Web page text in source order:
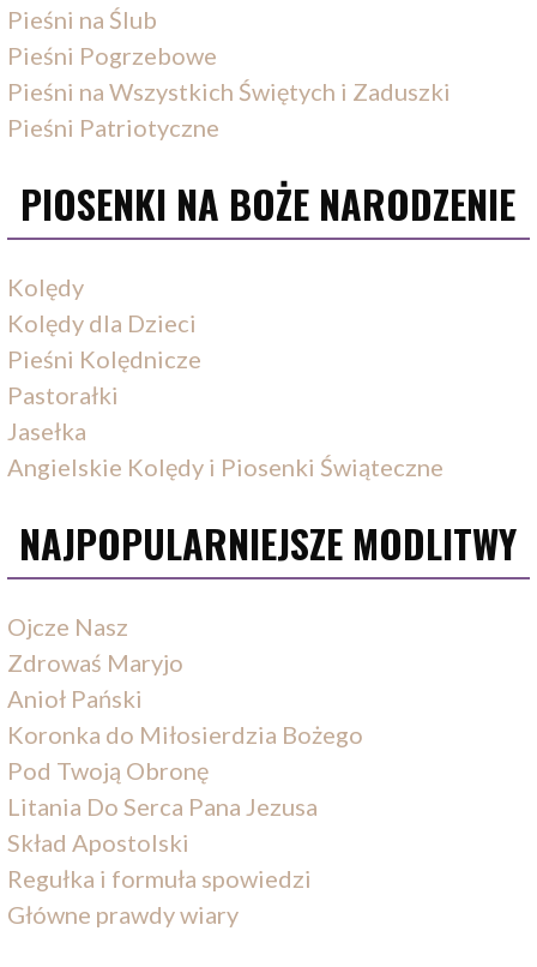
Pieśni na Ślub
Pieśni Pogrzebowe
Pieśni na Wszystkich Świętych i Zaduszki
Pieśni Patriotyczne
PIOSENKI NA BOŻE NARODZENIE
Kolędy
Kolędy dla Dzieci
Pieśni Kolędnicze
Pastorałki
Jasełka
Angielskie Kolędy i Piosenki Świąteczne
NAJPOPULARNIEJSZE MODLITWY
Ojcze Nasz
Zdrowaś Maryjo
Anioł Pański
Koronka do Miłosierdzia Bożego
Pod Twoją Obronę
Litania Do Serca Pana Jezusa
Skład Apostolski
Regułka i formuła spowiedzi
Główne prawdy wiary